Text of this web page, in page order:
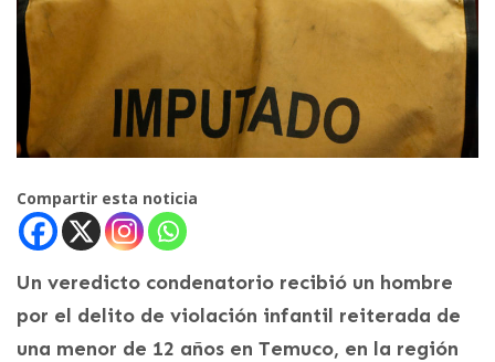
Compartir esta noticia
Un veredicto condenatorio recibió un hombre
por el delito de violación infantil reiterada de
una menor de 12 años en Temuco, en la región